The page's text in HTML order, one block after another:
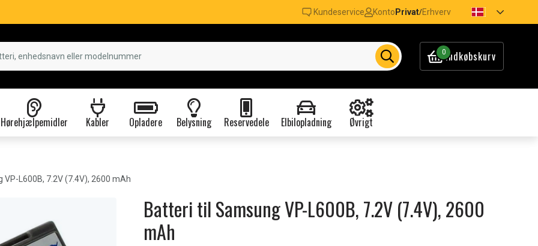
Kundeservice Konto Privat/Erhverv
0Indkøbskurv
Hørehjælpemidler Kabler Opladere Belysning Reservedele Elbilopladning Øvrigt
VP-L600B, 7.2V (7.4V), 2600 mAh
Batteri til Samsung VP-L600B, 7.2V (7.4V), 2600
mAh